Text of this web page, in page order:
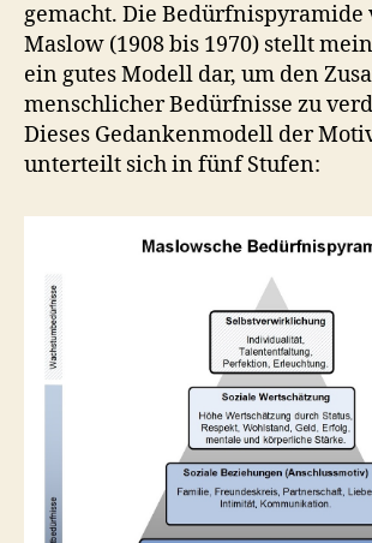
gemacht. Die Bedürfnispyramide
Maslow (1908 bis 1970) stellt
ein gutes Modell dar, um den
menschlicher Bedürfnisse zu
Dieses Gedankenmodell der
unterteilt sich in fünf Stufen: